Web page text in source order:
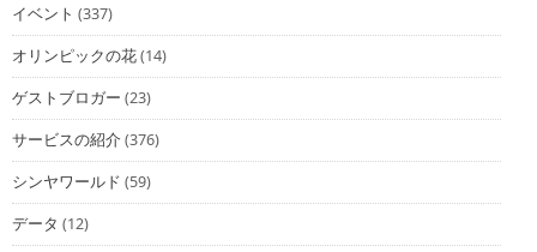
イベント (337)
オリンピックの花(14)
ゲストブロガー (23)
サービスの紹介(376)
シンヤワールド (59)
データ (12)